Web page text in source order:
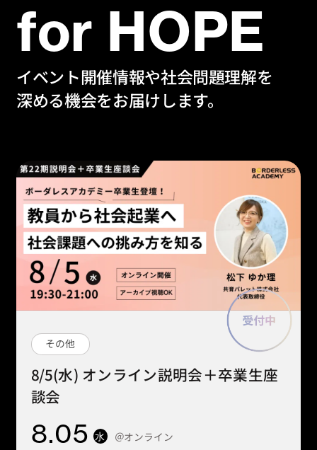
for HOPE
イベント開催情報や社会問題理解を
深める機会をお届けします。
その他
8/5(水) オンライン説明会＋卒業生座
談会
8.05 水 ＠オンライン